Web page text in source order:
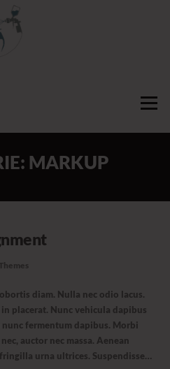
Menü
MARKUP
diam. Nulla nec odio lacus.
placerat. Nunc vehicula dapibus
fermentum dapibus. Morbi
auctor nec massa. Aenean
urna ultrices. Suspendisse…